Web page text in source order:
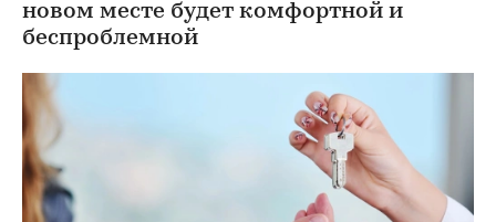
новом месте будет комфортной и
беспроблемной